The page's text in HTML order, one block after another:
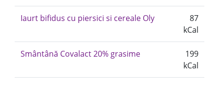
Iaurt bifidus cu piersici si cereale Oly
87
kCal
Smântână Covalact 20% grasime
199
kCal